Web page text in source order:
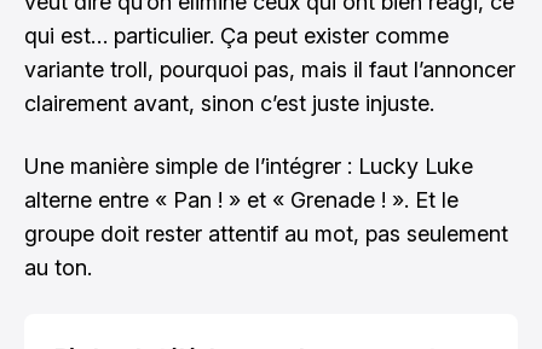
qui est… particulier. Ça peut exister comme
variante troll, pourquoi pas, mais il faut l’annoncer
clairement avant, sinon c’est juste injuste.
Une manière simple de l’intégrer : Lucky Luke
alterne entre « Pan ! » et « Grenade ! ». Et le
groupe doit rester attentif au mot, pas seulement
au ton.